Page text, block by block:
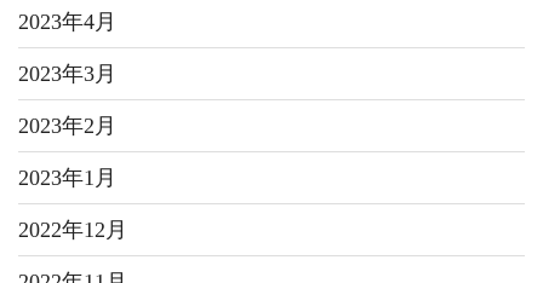
2023年4月
2023年3月
2023年2月
2023年1月
2022年12月